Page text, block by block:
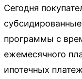
Сегодня
программы с
ежемесячного
ипотечных